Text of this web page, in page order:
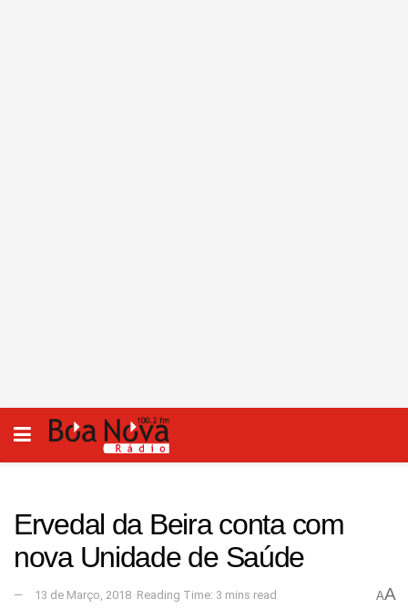
Ervedal da Beira conta com
nova Unidade de Saúde
13 de Março, 2018 Reading Time: 3 mins read AA